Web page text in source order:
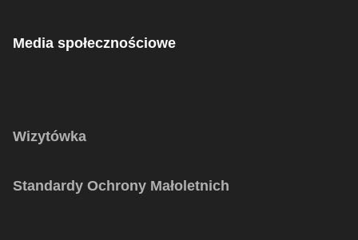
Media społecznościowe
Wizytówka
Standardy Ochrony Małoletnich